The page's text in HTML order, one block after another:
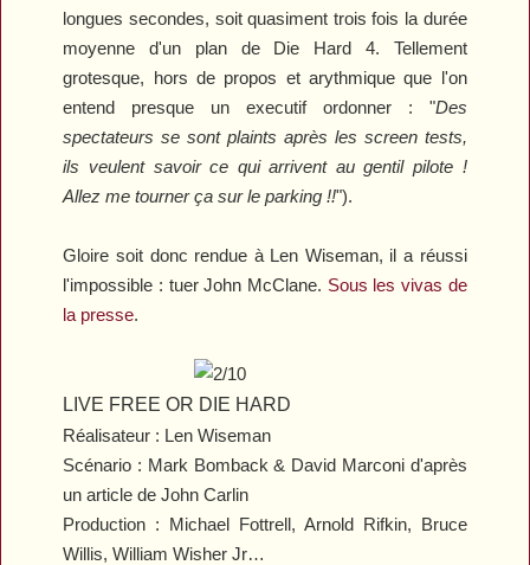
longues secondes, soit quasiment trois fois la durée
moyenne d'un plan de Die Hard 4. Tellement
grotesque, hors de propos et arythmique que l'on
entend presque un executif ordonner : "Des
spectateurs se sont plaints après les screen tests,
ils veulent savoir ce qui arrivent au gentil pilote !
Allez me tourner ça sur le parking !!").
Gloire soit donc rendue à Len Wiseman, il a réussi
l'impossible : tuer John McClane. Sous les vivas de
la presse.
LIVE FREE OR DIE HARD
Réalisateur : Len Wiseman
Scénario : Mark Bomback & David Marconi d'après
un article de John Carlin
Production : Michael Fottrell, Arnold Rifkin, Bruce
Willis, William Wisher Jr…